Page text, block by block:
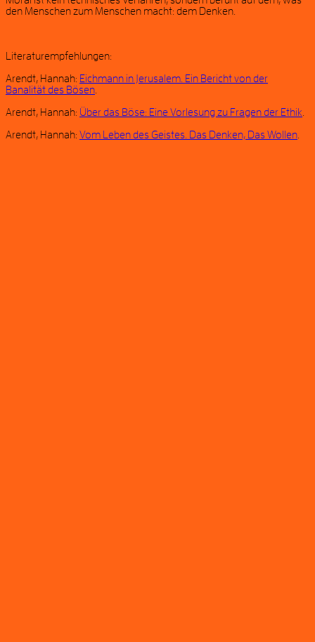
den Menschen zum Menschen macht: dem Denken.
Literaturempfehlungen:
Arendt, Hannah: Eichmann in Jerusalem. Ein Bericht von der
Banalität des Bösen
Arendt, Hannah: Über das Böse: Eine Vorlesung zu Fragen der Ethik
Arendt, Hannah: Vom Leben des Geistes. Das Denken, Das Wollen